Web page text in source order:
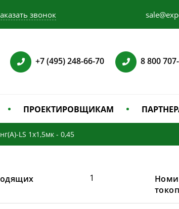
звонок
+7 (495) 248-66-70 8 800
ПРОЕКТИРОВЩИКАМ
LS 1х1,5мк - 0,45
1